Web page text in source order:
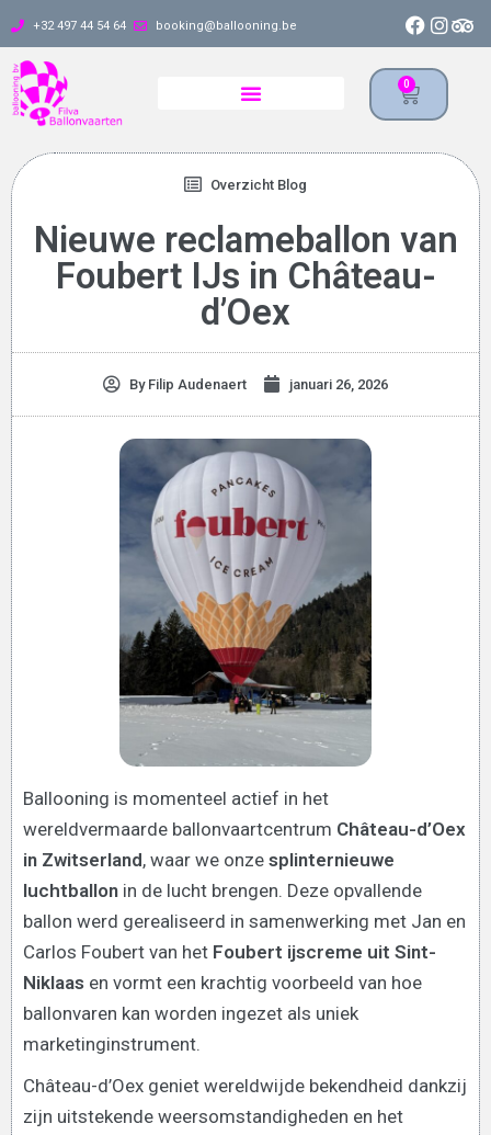
+32 497 44 54 64 booking@ballooning.be
0
Overzicht Blog
Nieuwe reclameballon van
Foubert IJs in Château-
d’Oex
ByFilip Audenaert januari 26, 2026
Ballooning is momenteel actief in het
wereldvermaarde ballonvaartcentrum Château-d’Oex
in Zwitserland, waar we onze splinternieuwe
luchtballon in de lucht brengen. Deze opvallende
ballon werd gerealiseerd in samenwerking met Jan en
Carlos Foubert van het Foubert ijscreme uit Sint-
Niklaas en vormt een krachtig voorbeeld van hoe
ballonvaren kan worden ingezet als uniek
marketinginstrument.
Château-d’Oex geniet wereldwijde bekendheid dankzij
zijn uitstekende weersomstandigheden en het